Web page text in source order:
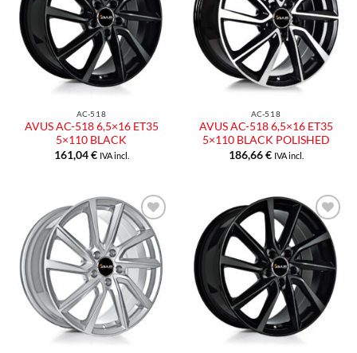
AC-518
AVUS AC-518 6,5×16 ET35
5×110 BLACK
161,04€ IVA incl.
AC-518
AVUS AC-518 6,5×16 ET35
5×110 BLACK POLISHED
186,66€ IVA incl.